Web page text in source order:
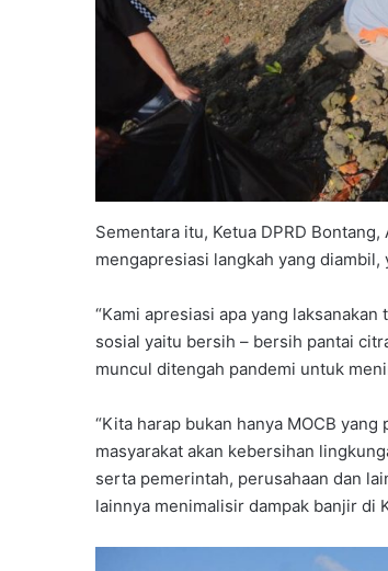
Sementara itu, Ketua DPRD
mengapresiasi langkah yang
“Kami apresiasi apa yang
sosial yaitu bersih – bersih pantai
muncul ditengah pandemi untuk
“Kita harap bukan hanya MOCB
masyarakat akan kebersihan
serta pemerintah, perusahaan dan
lainnya menimalisir dampak banjir di